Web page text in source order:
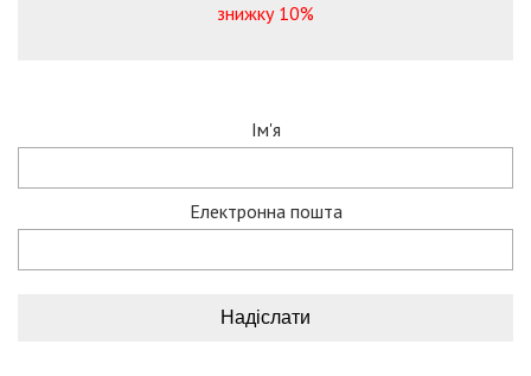
знижку 10%
Ім'я
Електронна пошта